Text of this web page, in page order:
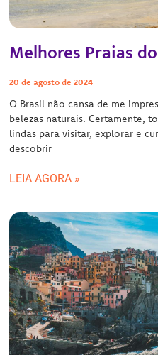
Melhores Praias
20 de agosto de 2024
O Brasil não cansa de me
belezas naturais. Certamente,
lindas para visitar, explorar e
descobrir
LEIA AGORA »